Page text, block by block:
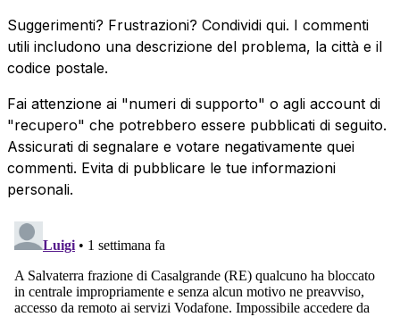
Suggerimenti? Frustrazioni? Condividi qui. I commenti
utili includono una descrizione del problema, la città e il
codice postale.
Fai attenzione ai "numeri di supporto" o agli account di
"recupero" che potrebbero essere pubblicati di seguito.
Assicurati di segnalare e votare negativamente quei
commenti. Evita di pubblicare le tue informazioni
personali.